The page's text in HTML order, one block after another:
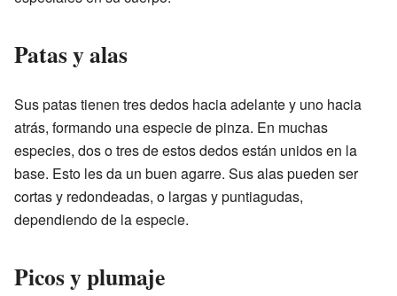
Patas y alas
Sus patas tienen tres dedos hacia adelante y uno hacia
atrás, formando una especie de pinza. En muchas
especies, dos o tres de estos dedos están unidos en la
base. Esto les da un buen agarre. Sus alas pueden ser
cortas y redondeadas, o largas y puntiagudas,
dependiendo de la especie.
Picos y plumaje